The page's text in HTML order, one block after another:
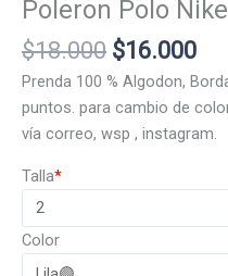
Poleron Polo
$18.000 El
precio
original
era:
$16.000El
es:
Prenda 100 % Algodon,
puntos. para cambio de
vía correo, wsp , instagram.
*
Talla
Color